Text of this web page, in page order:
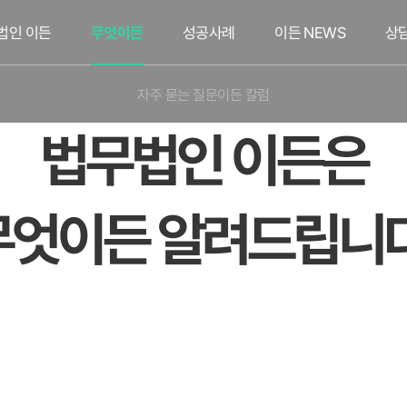
인 이든 무엇이든
자주 묻는 질문이든 칼럼
성공사례 이든 NEWS 상
법무법인 이든은
이든 알려드립니